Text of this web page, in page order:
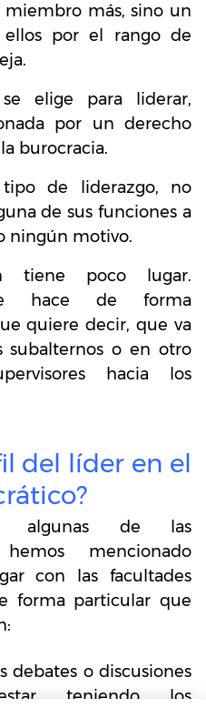
más, sino un
por el rango de
elige para liderar,
por un derecho
burocracia.
de liderazgo, no
de sus funciones a
ningún motivo.
tiene poco lugar.
hace de forma
quiere decir, que va
subalternos o en otro
hacia los
del líder en el
algunas de las
mencionado
con las facultades
forma particular que
debates o discusiones
teniendo los